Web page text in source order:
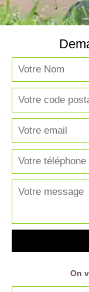
On